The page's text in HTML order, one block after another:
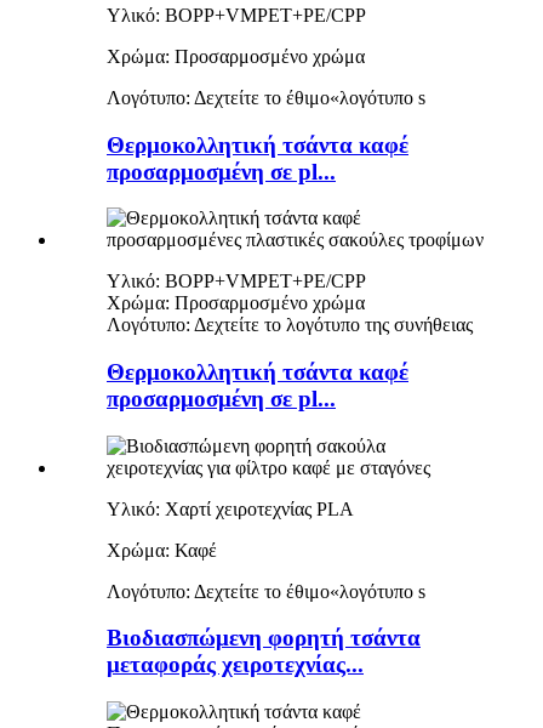
Υλικό: BOPP+VMPET+PE/CPP
Χρώμα: Προσαρμοσμένο χρώμα
Λογότυπο: Δεχτείτε το έθιμο«λογότυπο s
Θερμοκολλητική τσάντα καφέ
προσαρμοσμένη σε pl...
Υλικό: BOPP+VMPET+PE/CPP
Χρώμα: Προσαρμοσμένο χρώμα
Λογότυπο: Δεχτείτε το λογότυπο της συνήθειας
Θερμοκολλητική τσάντα καφέ
προσαρμοσμένη σε pl...
Υλικό: Χαρτί χειροτεχνίας PLA
Χρώμα: Καφέ
Λογότυπο: Δεχτείτε το έθιμο«λογότυπο s
Βιοδιασπώμενη φορητή τσάντα
μεταφοράς χειροτεχνίας...